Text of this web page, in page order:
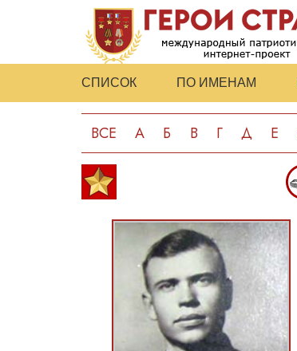
СПИСОК ПО ИМЕНАМ
ВСЕ А Б В Г Д Е